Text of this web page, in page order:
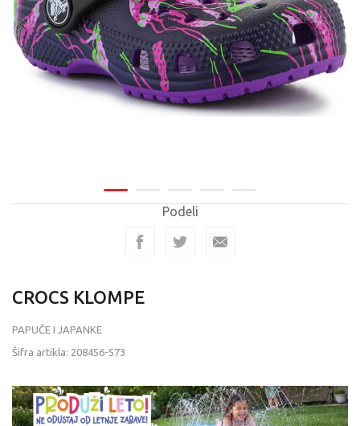
Podeli
CROCS KLOMPE
PAPUČE I JAPANKE
Šifra artikla: 208456-573